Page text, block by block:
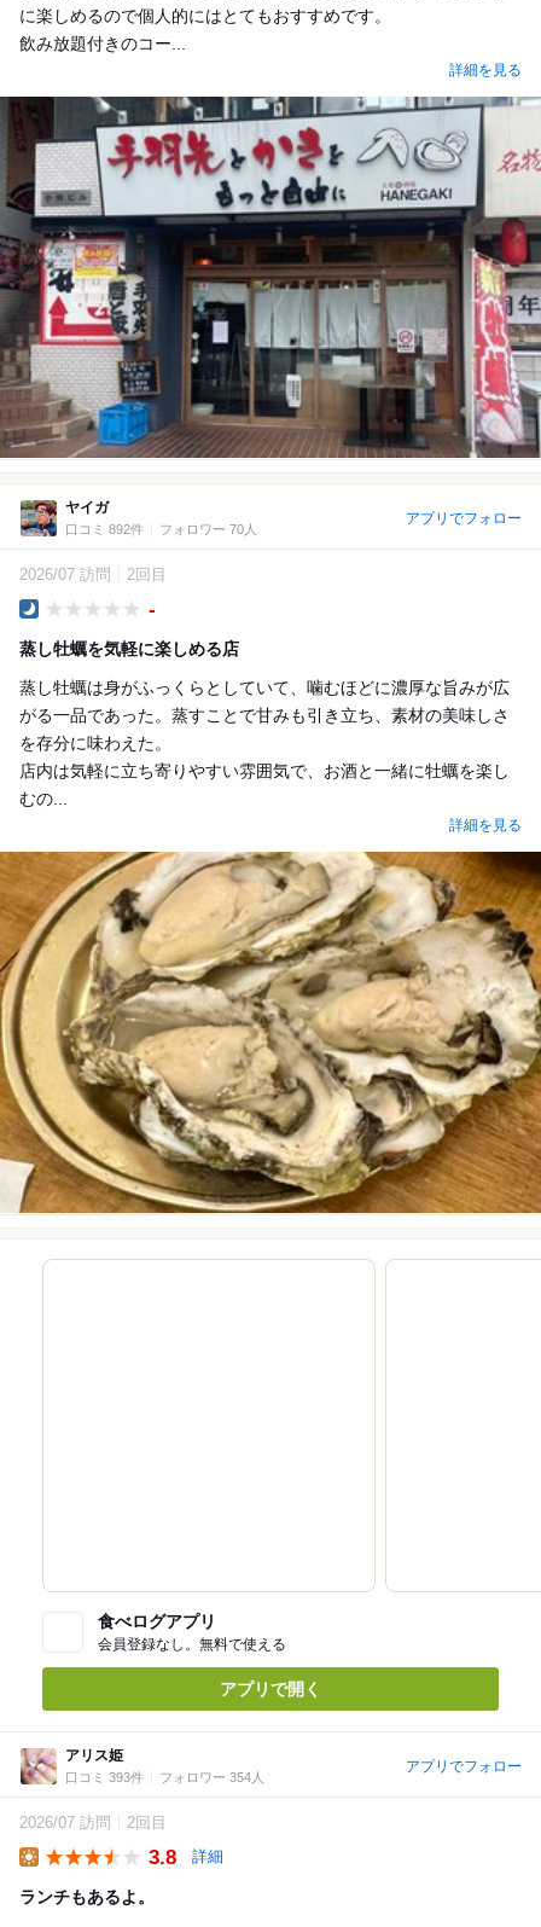
に楽しめるので個人的にはとてもおすすめです。
飲み放題付きのコー...
詳細を見る
ヤイガ
口コミ 892件 フォロワー 70人
アプリでフォロー
2026/07 訪問 2回目
-
蒸し牡蠣を気軽に楽しめる店
蒸し牡蠣は身がふっくらとしていて、噛むほどに濃厚な旨みが広
がる一品であった。蒸すことで甘みも引き立ち、素材の美味しさ
を存分に味わえた。
店内は気軽に立ち寄りやすい雰囲気で、お酒と一緒に牡蠣を楽し
むの...
詳細を見る
食べログアプリ
会員登録なし。無料で使える
アプリで開く
アリス姫
口コミ 393件 フォロワー 354人
アプリでフォロー
2026/07 訪問 2回目
3.8 詳細
ランチもあるよ。